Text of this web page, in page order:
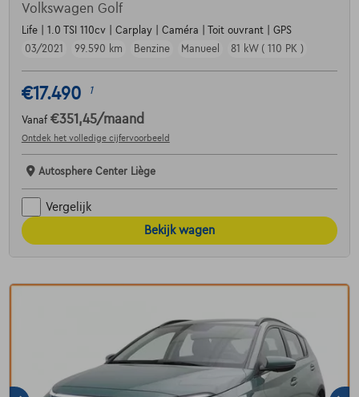
Volkswagen Golf
Life | 1.0 TSI 110cv | Carplay | Caméra | Toit ouvrant | GPS
03/2021
99.590 km Benzine Manueel 81 kW ( 110 PK )
€17.490 1
Vanaf €351,45/maand
Ontdek het volledige cijfervoorbeeld
Autosphere Center Liège
Vergelijk
Bekijk wagen